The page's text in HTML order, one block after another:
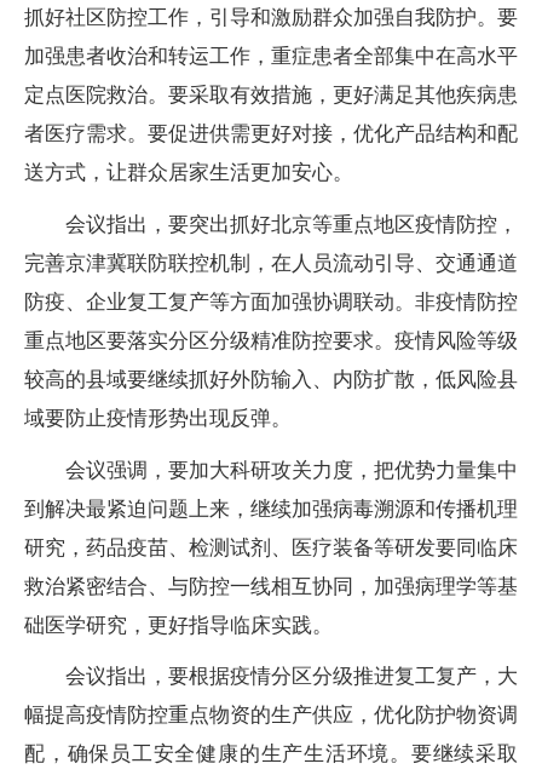
抓好社区防控工作，引导和激励群众加强自我防护。要
加强患者收治和转运工作，重症患者全部集中在高水平
定点医院救治。要采取有效措施，更好满足其他疾病患
者医疗需求。要促进供需更好对接，优化产品结构和配
送方式，让群众居家生活更加安心。
会议指出，要突出抓好北京等重点地区疫情防控，
完善京津冀联防联控机制，在人员流动引导、交通通道
防疫、企业复工复产等方面加强协调联动。非疫情防控
重点地区要落实分区分级精准防控要求。疫情风险等级
较高的县域要继续抓好外防输入、内防扩散，低风险县
域要防止疫情形势出现反弹。
会议强调，要加大科研攻关力度，把优势力量集中
到解决最紧迫问题上来，继续加强病毒溯源和传播机理
研究，药品疫苗、检测试剂、医疗装备等研发要同临床
救治紧密结合、与防控一线相互协同，加强病理学等基
础医学研究，更好指导临床实践。
会议指出，要根据疫情分区分级推进复工复产，大
幅提高疫情防控重点物资的生产供应，优化防护物资调
配，确保员工安全健康的生产生活环境。要继续采取